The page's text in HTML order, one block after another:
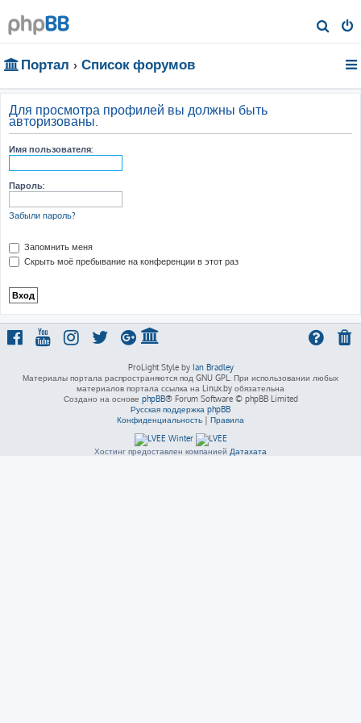
о
Портал Список форумов
Для просмотра профилей вы должны быть
авторизованы.
Имя пользователя:
Пароль:
Забыли пароль?
Запомнить меня
Скрыть моё пребывание на конференции в этот раз
ProLight Style by Ian Bradley
Материалы портала распространяются под GNU GPL. При использовании любых
материалов портала ссылка на Linux.by обязательна
Создано на основе phpBB® Forum Software © phpBB Limited
Русская поддержка phpBB
Конфиденциальность | Правила
Хостинг предоставлен компанией Датахата